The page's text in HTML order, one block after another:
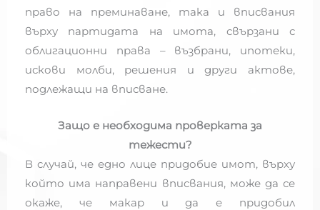
право на преминаване, така и вписвания
върху партидата на имота, свързани с
облигационни права – възбрани, ипотеки,
искови молби, решения и други актове,
подлежащи на вписване.
Защо е необходима проверката за
тежести?
В случай, че едно лице придобие имот, върху
който има направени вписвания, може да се
окаже, че макар и да е придобил